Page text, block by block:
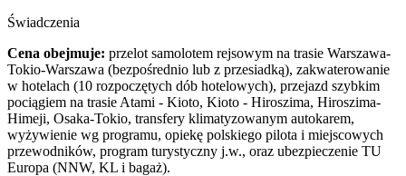
Świadczenia
Cena obejmuje: przelot samolotem rejsowym na trasie Warszawa-
Tokio-Warszawa (bezpośrednio lub z przesiadką), zakwaterowanie
w hotelach (10 rozpoczętych dób hotelowych), przejazd szybkim
pociągiem na trasie Atami - Kioto, Kioto - Hiroszima, Hiroszima-
Himeji, Osaka-Tokio, transfery klimatyzowanym autokarem,
wyżywienie wg programu, opiekę polskiego pilota i miejscowych
przewodników, program turystyczny j.w., oraz ubezpieczenie TU
Europa (NNW, KL i bagaż).